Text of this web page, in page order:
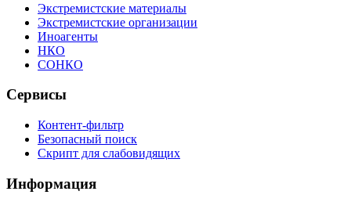
Экстремистские материалы
Экстремистские организации
Иноагенты
НКО
СОНКО
Сервисы
Контент-фильтр
Безопасный поиск
Скрипт для слабовидящих
Информация